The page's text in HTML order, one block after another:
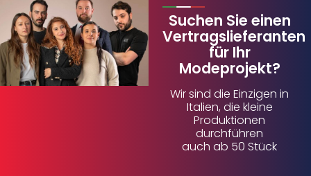
Suchen Sie einen
Vertragslieferanten
für Ihr
Modeprojekt?
Wir sind die Einzigen in
Italien, die kleine
Produktionen
durchführen
auch ab 50 Stück